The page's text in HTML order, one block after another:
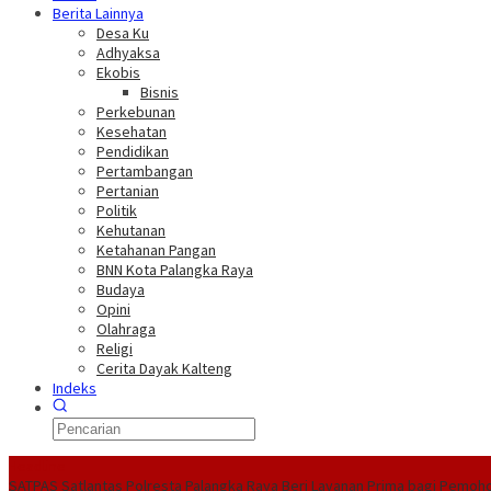
Berita Lainnya
Desa Ku
Adhyaksa
Ekobis
Bisnis
Perkebunan
Kesehatan
Pendidikan
Pertambangan
Pertanian
Politik
Kehutanan
Ketahanan Pangan
BNN Kota Palangka Raya
Budaya
Opini
Olahraga
Religi
Cerita Dayak Kalteng
Indeks
SATPAS Satlantas Polresta Palangka Raya Beri Layanan Prima bagi